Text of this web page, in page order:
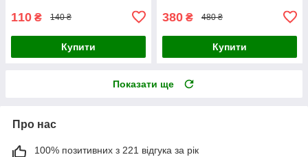
110 ₴ 140 ₴
Купити
380 ₴ 480 ₴
Купити
Показати ще
Про нас
100% позитивних з 221 відгука за рік